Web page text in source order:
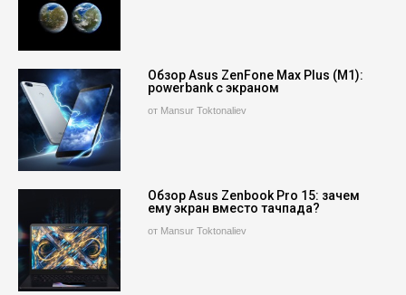
Обзор Asus ZenFone Max Plus (M1):
powerbank с экраном
от Mansur Toktonaliev
Обзор Asus Zenbook Pro 15: зачем
ему экран вместо тачпада?
от Mansur Toktonaliev